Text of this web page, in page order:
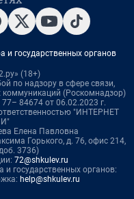
и государственных органов
(18+)
по надзору в сфере связи,
(Роскомнадзор)
84674 от 06.02.2023 г.
"ИНТЕРНЕТ
Елена Павловна
Горького, д. 76, офис 214,
3736)
72@shkulev.ru
государственных органов:
help@shkulev.ru